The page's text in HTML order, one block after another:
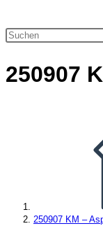
250907
250907 KM –